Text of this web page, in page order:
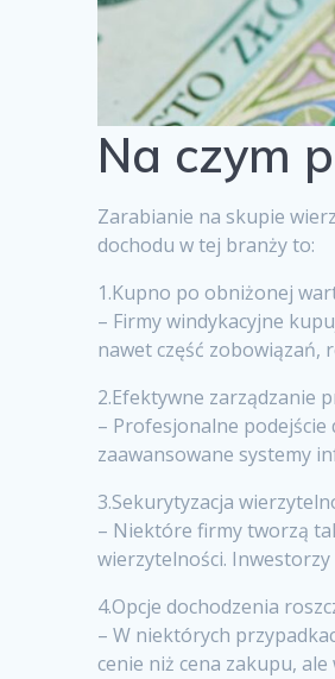
Na czym
Zarabianie na skupie
dochodu w tej branży to:
1.Kupno po obniżonej
– Firmy windykacyjne
nawet część zobowiązań,
2.Efektywne zarządzanie
– Profesjonalne podejście
zaawansowane systemy
3.Sekurytyzacja
– Niektóre firmy tworzą
wierzytelności.
4.Opcje dochodzenia
– W niektórych
cenie niż cena zakupu,